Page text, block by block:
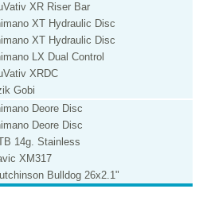
XR Riser Bar
XT Hydraulic Disc
XT Hydraulic Disc
LX Dual Control
XRDC
Gobi
Deore Disc
Deore Disc
14g. Stainless
XM317
Bulldog 26x2.1"